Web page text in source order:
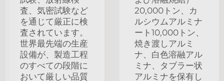
査、気密試験など
を通じて厳正に検
査されています。
世界最先端の生産
設備が、製造工程
のすべての段階に
おいて厳しい品質
20,000トン、カ
ルシウムアルミナ
ート10,000トン、
焼き渡しアルミ
ナ、白色溶融アル
ミナ、タブラー状
アルミナを保有し